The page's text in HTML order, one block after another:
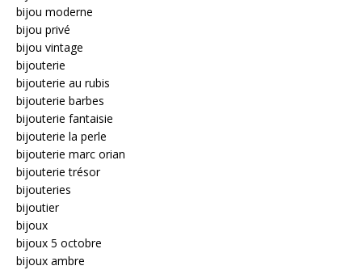
bijou moderne
bijou privé
bijou vintage
bijouterie
bijouterie au rubis
bijouterie barbes
bijouterie fantaisie
bijouterie la perle
bijouterie marc orian
bijouterie trésor
bijouteries
bijoutier
bijoux
bijoux 5 octobre
bijoux ambre